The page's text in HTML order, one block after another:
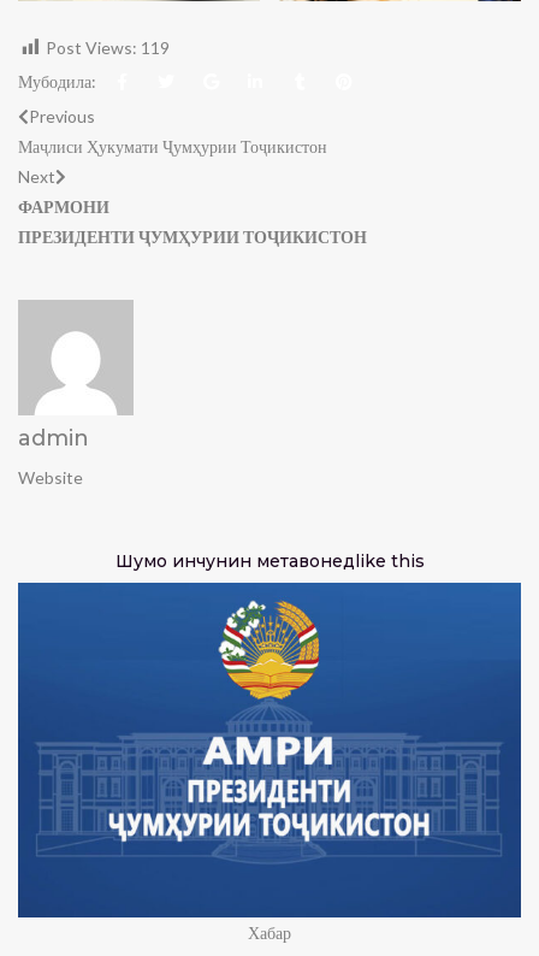
Post Views: 119
Мубодила:
Previous
Маҷлиси Ҳукумати Ҷумҳурии Тоҷикистон
Next
ФАРМОНИ
ПРЕЗИДЕНТИ ҶУМҲУРИИ ТОҶИКИСТОН
admin
Website
Шумо инчунин метавонедlike this
Хабар